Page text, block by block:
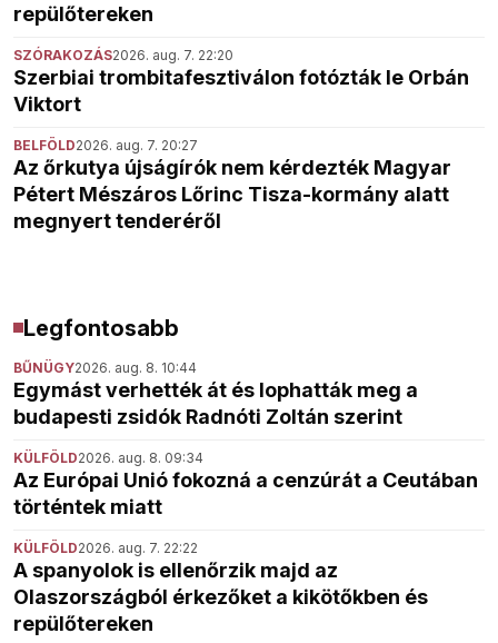
repülőtereken
SZÓRAKOZÁS2026. aug. 7. 22:20
Szerbiai trombitafesztiválon fotózták le Orbán
Viktort
BELFÖLD2026. aug. 7. 20:27
Az őrkutya újságírók nem kérdezték Magyar
Pétert Mészáros Lőrinc Tisza-kormány alatt
megnyert tenderéről
Legfontosabb
BŰNÜGY2026. aug. 8. 10:44
Egymást verhették át és lophatták meg a
budapesti zsidók Radnóti Zoltán szerint
KÜLFÖLD2026. aug. 8. 09:34
Az Európai Unió fokozná a cenzúrát a Ceutában
történtek miatt
KÜLFÖLD2026. aug. 7. 22:22
A spanyolok is ellenőrzik majd az
Olaszországból érkezőket a kikötőkben és
repülőtereken